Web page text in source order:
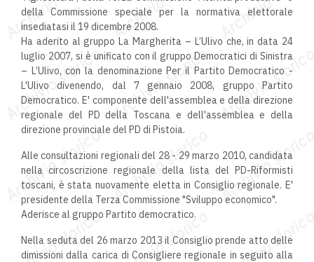
della Commissione speciale per la normativa elettorale
insediatasi il 19 dicembre 2008.
Ha aderito al gruppo La Margherita – L’Ulivo che, in data 24
luglio 2007, si è unificato con il gruppo Democratici di Sinistra
– L’Ulivo, con la denominazione Per il Partito Democratico -
L'Ulivo divenendo, dal 7 gennaio 2008, gruppo Partito
Democratico. E' componente dell'assemblea e della direzione
regionale del PD della Toscana e dell'assemblea e della
direzione provinciale del PD di Pistoia.
Alle consultazioni regionali del 28 - 29 marzo 2010, candidata
nella circoscrizione regionale della lista del PD-Riformisti
toscani, è stata nuovamente eletta in Consiglio regionale. E'
presidente della Terza Commissione "Sviluppo economico".
Aderisce al gruppo Partito democratico.
Nella seduta del 26 marzo 2013 il Consiglio prende atto delle
dimissioni dalla carica di Consigliere regionale in seguito alla